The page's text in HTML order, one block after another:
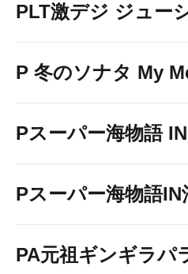
PLT激デジ ジュー
P 冬のソナタ My
Pスーパー海物語
Pスーパー海物語IN
PA元祖ギンギラパ